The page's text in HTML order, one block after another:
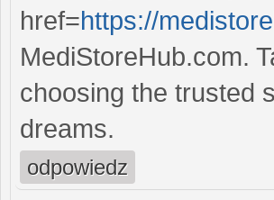
href=https://
MediStoreHub.com.
choosing the trusted
dreams.
odpowiedz